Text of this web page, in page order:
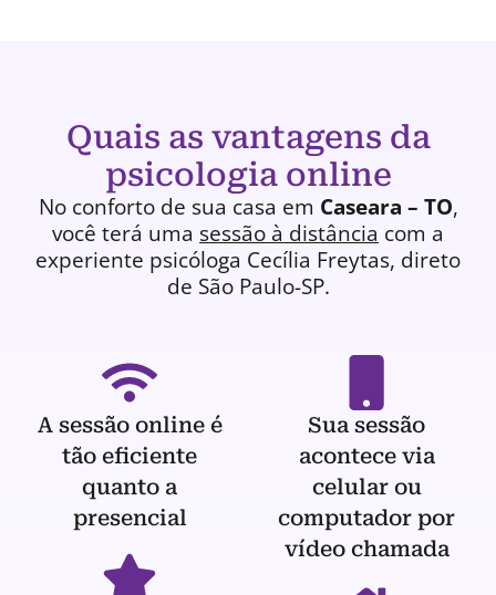
Quais as vantagens da
psicologia online
No conforto de sua casa em Caseara – TO,
você terá uma sessão à distância com a
experiente psicóloga Cecília Freytas, direto
de São Paulo-SP.
A sessão online é
tão eficiente
quanto a
presencial
Sua sessão
acontece via
celular ou
computador por
vídeo chamada